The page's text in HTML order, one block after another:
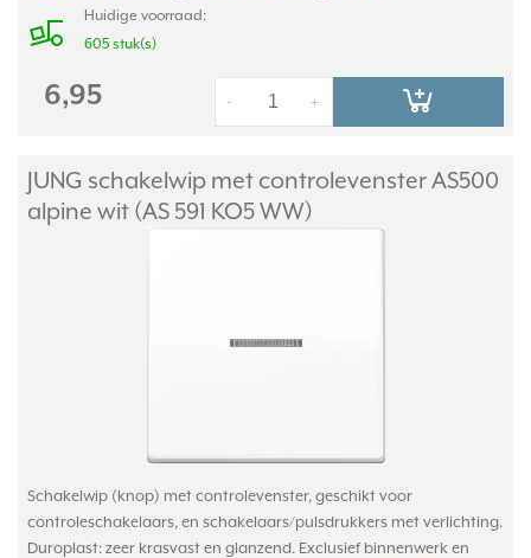
Huidige voorraad:
605 stuk(s)
6,95 +
-
JUNG schakelwip met controlevenster AS500
alpine wit (AS 591 KO5 WW)
Schakelwip (knop) met controlevenster, geschikt voor
controleschakelaars, en schakelaars/pulsdrukkers met verlichting.
Duroplast: zeer krasvast en glanzend. Exclusief binnenwerk en